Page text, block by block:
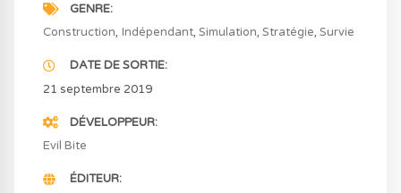
GENRE
Construction Indépendant Simulation Stratégie Survie
DATE DE SORTIE
21 septembre 2019
DÉVELOPPEUR
Evil Bite
ÉDITEUR